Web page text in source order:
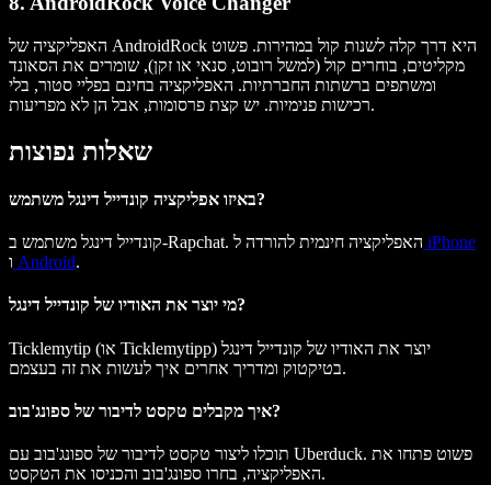
האפליקציה של AndroidRock היא דרך קלה לשנות קול במהירות. פשוט
מקליטים, בוחרים קול (למשל רובוט, סנאי או זקן), שומרים את הסאונד
ומשתפים ברשתות החברתיות. האפליקציה בחינם בפליי סטור, בלי
רכישות פנימיות. יש קצת פרסומות, אבל הן לא מפריעות.
שאלות נפוצות
באיזו אפליקציה קונדייל דינגל משתמש?
קונדייל דינגל משתמש ב-Rapchat. האפליקציה חינמית להורדה ל iPhone
ו Android.
מי יוצר את האודיו של קונדייל דינגל?
Ticklemytip (או Ticklemytipp) יוצר את האודיו של קונדייל דינגל
בטיקטוק ומדריך אחרים איך לעשות את זה בעצמם.
איך מקבלים טקסט לדיבור של ספונג'בוב?
תוכלו ליצור טקסט לדיבור של ספונג'בוב עם Uberduck. פשוט פתחו את
האפליקציה, בחרו ספונג'בוב והכניסו את הטקסט.